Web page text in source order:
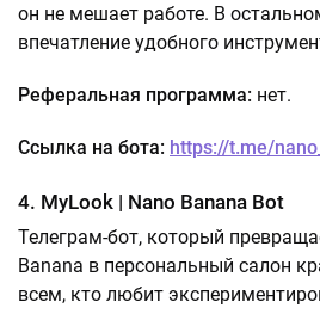
он не мешает работе. В
впечатление удобного
Реферальная программа: нет.
Ссылка на бота: https://t.me/
4. MyLook | Nano Banana Bot
Телеграм-бот, который
Banana в персональный салон
всем, кто любит